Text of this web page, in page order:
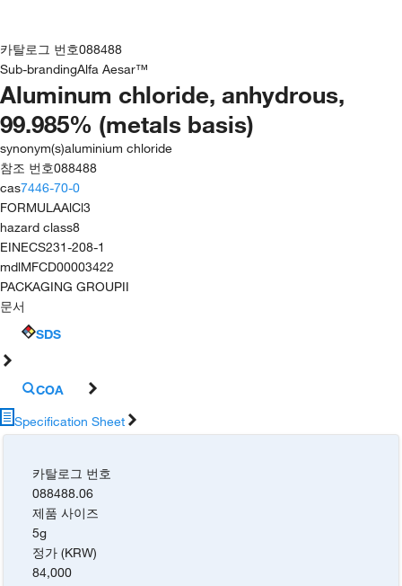
카탈로그 번호088488
Sub-brandingAlfa Aesar™
Aluminum chloride, anhydrous,
99.985% (metals basis)
synonym(s)aluminium chloride
참조 번호088488
cas7446-70-0
FORMULAAlCl3
hazard class8
EINECS231-208-1
mdlMFCD00003422
PACKAGING GROUPII
문서
SDS
COA
Specification Sheet
카탈로그 번호
088488.06
제품 사이즈
5g
정가 (KRW)
84,000